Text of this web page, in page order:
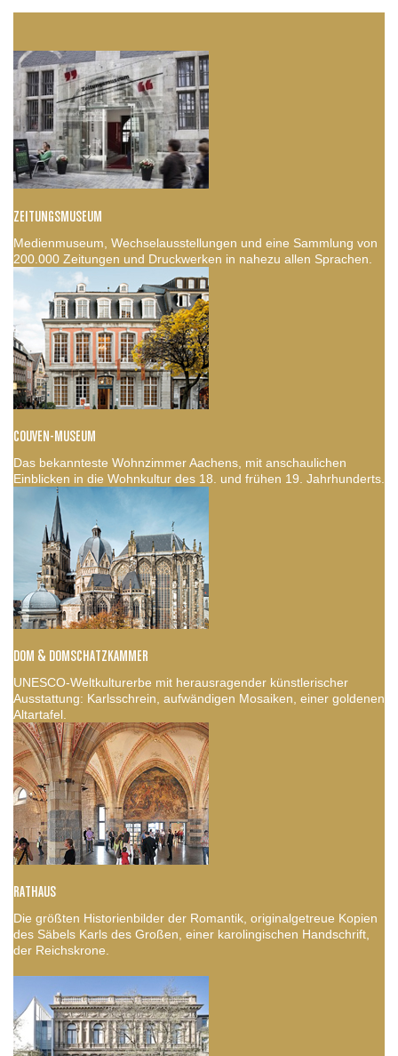
ZEITUNGSMUSEUM
Medienmuseum, Wechselausstellungen und eine Sammlung von
200.000 Zeitungen und Druckwerken in nahezu allen Sprachen.
COUVEN-MUSEUM
Das bekannteste Wohnzimmer Aachens, mit anschaulichen
Einblicken in die Wohnkultur des 18. und frühen 19. Jahrhunderts.
DOM & DOMSCHATZKAMMER
UNESCO-Weltkulturerbe mit herausragender künstlerischer
Ausstattung: Karlsschrein, aufwändigen Mosaiken, einer goldenen
Altartafel.
RATHAUS
Die größten Historienbilder der Romantik, originalgetreue Kopien
des Säbels Karls des Großen, einer karolingischen Handschrift,
der Reichskrone.